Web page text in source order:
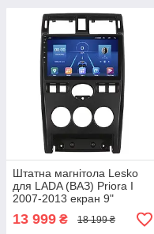
Штатна магнітола Lesko
для LADA (ВАЗ) Priora I
2007-2013 екран 9"
6/128Gb 4G Wi-Fi GPS Top
13 999 ₴ 18 199 ₴